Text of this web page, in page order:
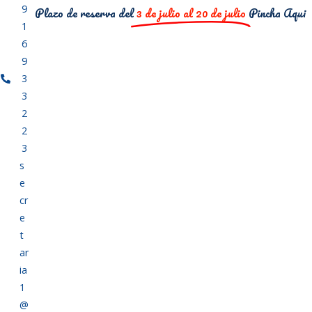
9
1
6
9
3
3
2
2
3
s
e
cr
e
t
ar
ia
1
@
Plazo de reserva del3 de julio al 20 de julio Pincha Aqui